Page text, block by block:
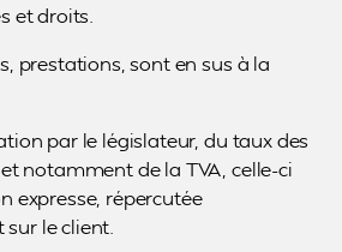
et droits.
prestations, sont en sus à la
par le législateur, du taux des
notamment de la TVA, celle-ci
expresse, répercutée
le client.